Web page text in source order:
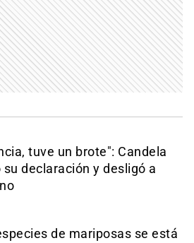
tuve un brote": Candela
declaración y desligó a
de mariposas se está